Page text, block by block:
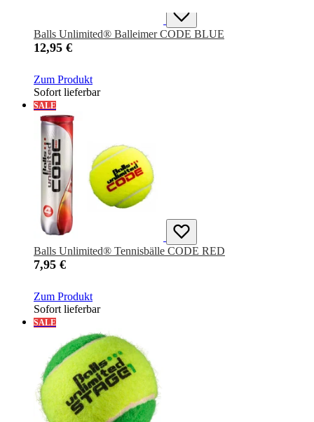
Balls Unlimited® Balleimer CODE BLUE
12,95 €
Zum Produkt
Sofort lieferbar
SALE
Balls Unlimited® Tennisbälle CODE RED
7,95 €
Zum Produkt
Sofort lieferbar
SALE